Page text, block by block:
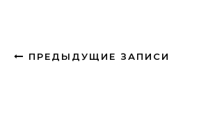
ПРЕДЫДУЩИЕ ЗАПИСИ